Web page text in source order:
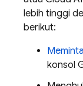
lebih tinggi
berikut:
konsol